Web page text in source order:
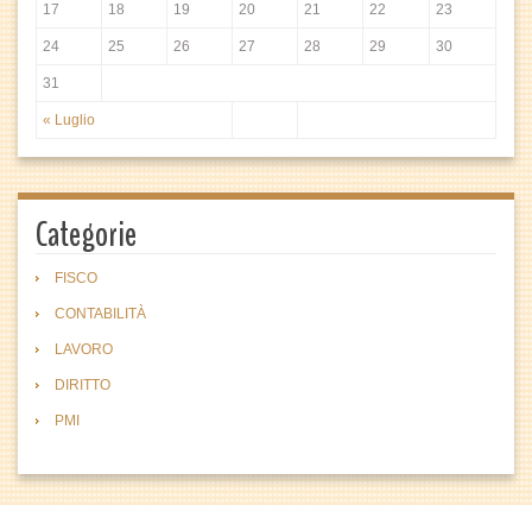
« Luglio
17 18 19 20 21 22 23
24 25 26 27 28 29 30
31
Categorie
FISCO
CONTABILITÀ
LAVORO
DIRITTO
PMI